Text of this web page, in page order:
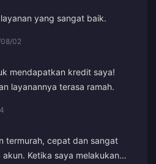
ramah serta membantu.
yang sangat baik.
02
mendapatkan kredit saya!
layanannya terasa ramah.
termurah, cepat dan sangat
Ketika saya melakukan